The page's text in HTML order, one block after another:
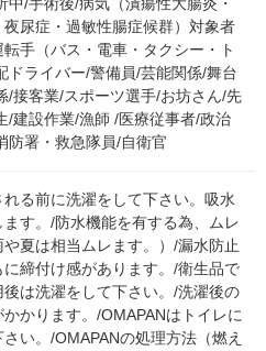
中/手術後/病気（潰瘍性大腸炎・
夜尿症・過敏性腸症候群）対象者
転手（バス・電車・タクシー・ト
ドライバー/警備員/芸能関係/舞台
/接客業/スポーツ選手/お坊さん/先
/建設作業/漁師 /医療従事者/政治
防署・救急隊員/自衛官
る前に洗濯をして下さい。吸水
す。/防水機能を有する為、ムレ
や夏は相当ムレます。）/漏水防止
締付け感があります。/衛生品で
は洗濯をして下さい。/洗濯後の
かります。/OMAPANはトイレに
い。/OMAPANの処理方法（燃え